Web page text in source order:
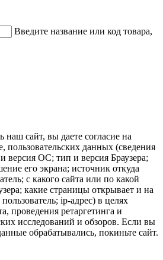
Введите название или код товара,
наш сайт, вы даете согласие на
пользовательских данных (сведения
версия ОС; тип и версия Браузера;
его экрана; источник откуда
с какого сайта или по какой
какие страницы открывает и на
ip-адрес) в целях
проведения ретаргетинга и
исследований и обзоров. Если вы
обрабатывались, покиньте сайт.